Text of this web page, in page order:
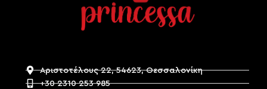
Αριστοτέλους 22, 54623, Θεσσαλονίκη
+30 2310 253 985